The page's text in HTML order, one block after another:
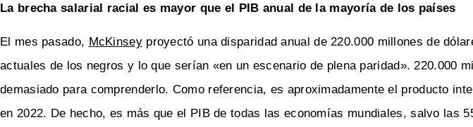
La brecha salarial racial es mayor que el PIB anual de la mayoría de los países
El mes pasado, McKinseyproyectó una disparidad anual de 220.000 millones de
actuales de los negros y lo que serían «en un escenario de plena paridad». 220.000
demasiado para comprenderlo. Como referencia, es aproximadamente el producto
en 2022. De hecho, es más que el PIB de todas las economías mundiales, salvo las